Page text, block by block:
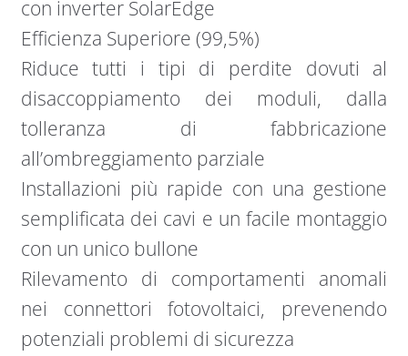
con inverter SolarEdge
Efficienza Superiore (99,5%)
Riduce tutti i tipi di perdite dovuti al
disaccoppiamento dei moduli, dalla
tolleranza di fabbricazione
all’ombreggiamento parziale
Installazioni più rapide con una gestione
semplificata dei cavi e un facile montaggio
con un unico bullone
Rilevamento di comportamenti anomali
nei connettori fotovoltaici, prevenendo
potenziali problemi di sicurezza